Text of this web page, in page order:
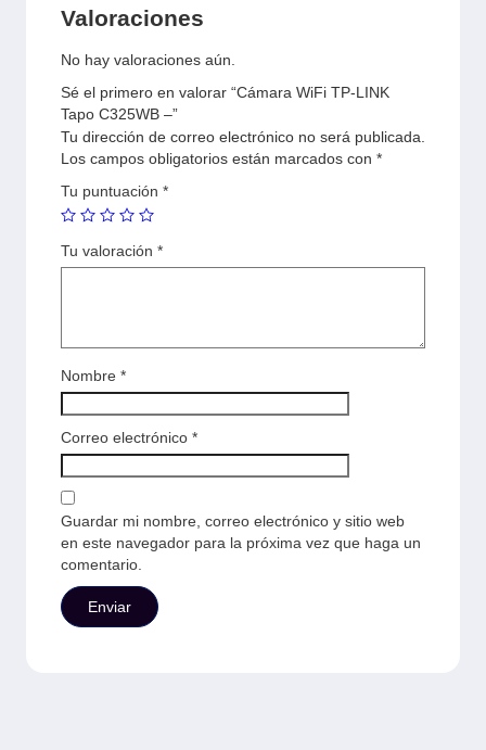
Valoraciones
No hay valoraciones aún.
Sé el primero en valorar “Cámara WiFi TP-LINK
Tapo C325WB –”
Tu dirección de correo electrónico no será publicada.
Los campos obligatorios están marcados con *
Tu puntuación *
Tu valoración *
Nombre *
Correo electrónico *
Guardar mi nombre, correo electrónico y sitio web
en este navegador para la próxima vez que haga un
comentario.